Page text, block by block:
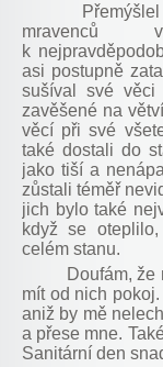
Přemýšlel
k
asi postupně
sušíval své
zavěšené na
věcí při své
také dostali do
jako tiší a
zůstali téměř
jich bylo také
když se
celém stanu.
Doufám, že
mít od nich
aniž by mě
a přese mne.
Sanitární den